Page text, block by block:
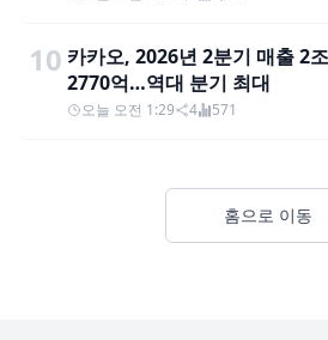
10 카카오, 2026년 2분기 매출 2
2770억…역대 분기 최대
오늘 오전 1:29 4 571
홈으로 이동